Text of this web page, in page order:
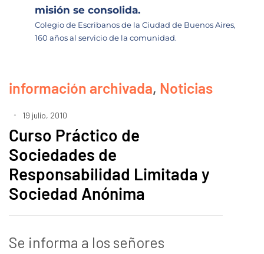
misión se consolida.
Colegio de Escribanos de la Ciudad de Buenos Aires,
160 años al servicio de la comunidad.
información archivada, Noticias
19 julio, 2010
Curso Práctico de
Sociedades de
Responsabilidad Limitada y
Sociedad Anónima
Se informa a los señores